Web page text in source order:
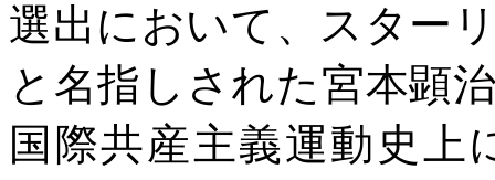
選出において、スター
と名指しされた宮本顕
国際共産主義運動史上